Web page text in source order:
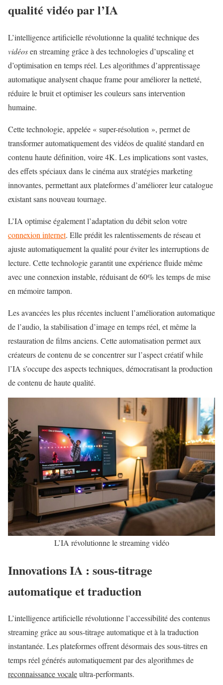
qualité vidéo par l’IA
L’intelligence artificielle révolutionne la qualité technique des
vidéosen streaming grâce à des technologies d’upscaling et
d’optimisation en temps réel. Les algorithmes d’apprentissage
automatique analysent chaque frame pour améliorer la netteté,
réduire le bruit et optimiser les couleurs sans intervention
humaine.
Cette technologie, appelée « super-résolution », permet de
transformer automatiquement des vidéos de qualité standard en
contenu haute définition, voire 4K. Les implications sont vastes,
des effets spéciaux dans le cinéma aux stratégies marketing
innovantes, permettant aux plateformes d’améliorer leur catalogue
existant sans nouveau tournage.
L’IA optimise également l’adaptation du débit selon votre
connexion internet. Elle prédit les ralentissements de réseau et
ajuste automatiquement la qualité pour éviter les interruptions de
lecture. Cette technologie garantit une expérience fluide même
avec une connexion instable, réduisant de 60% les temps de mise
en mémoire tampon.
Les avancées les plus récentes incluent l’amélioration automatique
de l’audio, la stabilisation d’image en temps réel, et même la
restauration de films anciens. Cette automatisation permet aux
créateurs de contenu de se concentrer sur l’aspect créatif while
l’IA s’occupe des aspects techniques, démocratisant la production
de contenu de haute qualité.
L’IA révolutionne le streaming vidéo
Innovations IA : sous-titrage
automatique et traduction
L’intelligence artificielle révolutionne l’accessibilité des contenus
streaming grâce au sous-titrage automatique et à la traduction
instantanée. Les plateformes offrent désormais des sous-titres en
temps réel générés automatiquement par des algorithmes de
reconnaissance vocaleultra-performants.